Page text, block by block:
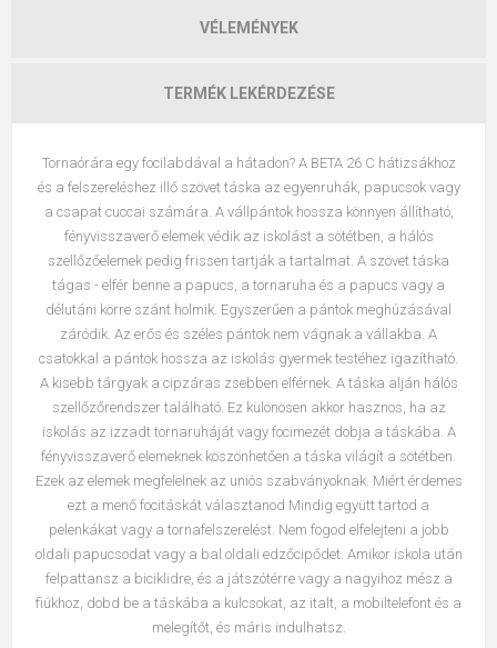
VÉLEMÉNYEK
TERMÉK LEKÉRDEZÉSE
Tornaórára egy focilabdával a hátadon? A BETA 26 C hátizsákhoz
és a felszereléshez illő szövet táska az egyenruhák, papucsok vagy
a csapat cuccai számára. A vállpántok hossza könnyen állítható,
fényvisszaverő elemek védik az iskolást a sötétben, a hálós
szellőzőelemek pedig frissen tartják a tartalmat. A szövet táska
tágas - elfér benne a papucs, a tornaruha és a papucs vagy a
délutáni körre szánt holmik. Egyszerűen a pántok meghúzásával
záródik. Az erős és széles pántok nem vágnak a vállakba. A
csatokkal a pántok hossza az iskolás gyermek testéhez igazítható.
A kisebb tárgyak a cipzáras zsebben elférnek. A táska alján hálós
szellőzőrendszer található. Ez különösen akkor hasznos, ha az
iskolás az izzadt tornaruháját vagy focimezét dobja a táskába. A
fényvisszaverő elemeknek köszönhetően a táska világít a sötétben.
Ezek az elemek megfelelnek az uniós szabványoknak. Miért érdemes
ezt a menő focitáskát választanod Mindig együtt tartod a
pelenkákat vagy a tornafelszerelést. Nem fogod elfelejteni a jobb
oldali papucsodat vagy a bal oldali edzőcipődet. Amikor iskola után
felpattansz a biciklidre, és a játszótérre vagy a nagyihoz mész a
fiúkhoz, dobd be a táskába a kulcsokat, az italt, a mobiltelefont és a
melegítőt, és máris indulhatsz.